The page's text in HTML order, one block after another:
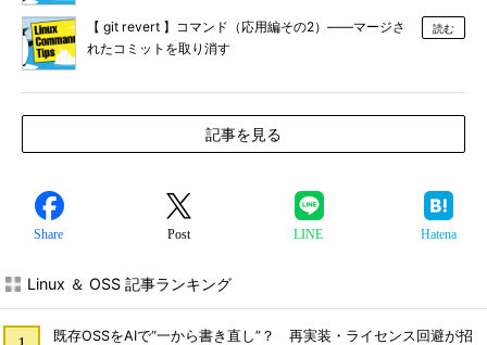
【 git revert 】コマンド（応用編その2）――マージさ
れたコミットを取り消す
読む
記事を見る
Share Post LINE Hatena
Linux ＆ OSS 記事ランキング
既存OSSをAIで“一から書き直し”？ 再実装・ライセンス回避が招